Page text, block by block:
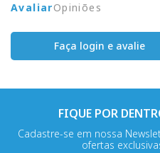
AvaliarOpiniões
Faça login e avalie
FIQUE POR
Cadastre-se em nossa
ofertas